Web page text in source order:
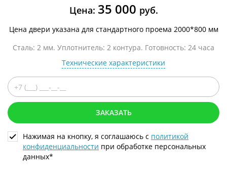
Цена: 35 000 руб.
Цена двери указана для стандартного проема 2000*800 мм
Сталь: 2 мм. Уплотнитель: 2 контура. Готовность: 24 часа
Технические характеристики
ЗАКАЗАТЬ
Нажимая на кнопку, я соглашаюсь с политикой
конфиденциальности при обработке персональных
данных*